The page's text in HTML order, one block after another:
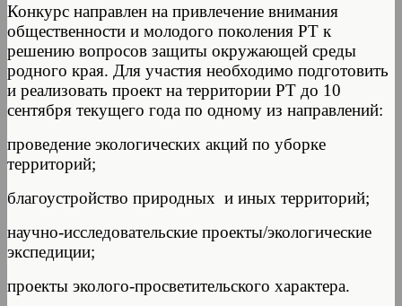
Конкурс направлен на привлечение внимания
общественности и молодого поколения РТ к
решению вопросов защиты окружающей среды
родного края. Для участия необходимо подготовить
и реализовать проект на территории РТ до 10
сентября текущего года по одному из направлений:
проведение экологических акций по уборке
территорий;
благоустройство природных и иных территорий;
научно-исследовательские проекты/экологические
экспедиции;
проекты эколого-просветительского характера.